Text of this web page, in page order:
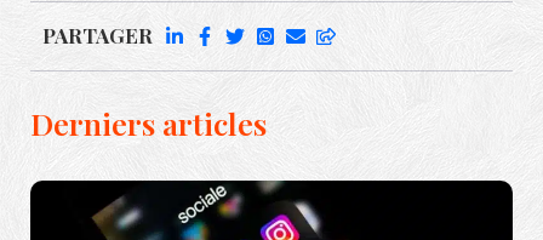
PARTAGER
Derniers articles